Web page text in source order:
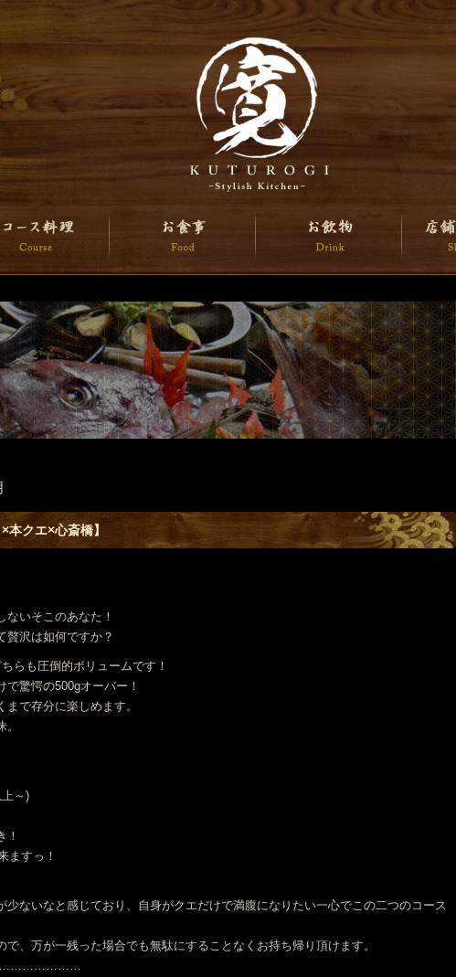
本クエ×心斎橋】
いそこのあなた！
贅沢は如何ですか？
らも圧倒的ボリュームです！
驚愕の500gオーバー！
で存分に楽しめます。
～)
！
ますっ！
少ないなと感じており、自身がクエだけで満腹になりたい一心でこの二つのコース
、万が一残った場合でも無駄にすることなくお持ち帰り頂けます。